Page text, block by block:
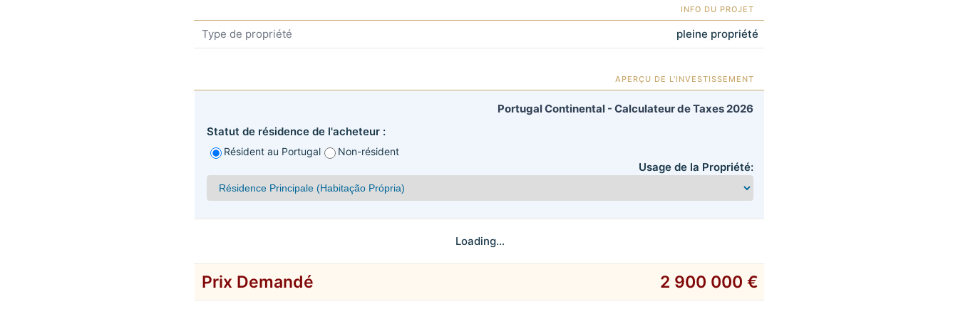
INFO DU PROJET
Type de propriété pleine propriété
APERÇU DE L'INVESTISSEMENT
Portugal Continental - Calculateur de Taxes 2026
Statut de résidence de l'acheteur :
Résident au Portugal Non-résident
Usage de la Propriété:
Loading...
Prix Demandé 2 900 000 €